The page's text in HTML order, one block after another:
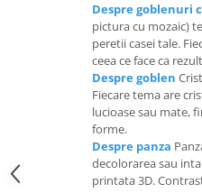
Despre goblenuri
pictura cu mozaic)
peretii casei tale.
ceea ce face ca
Despre goblen
Fiecare tema are
lucioase sau mate,
forme.
Despre panza
decolorarea sau
printata 3D.